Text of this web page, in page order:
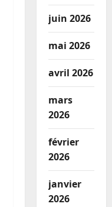
juin 2026
mai 2026
avril 2026
mars
2026
février
2026
janvier
2026